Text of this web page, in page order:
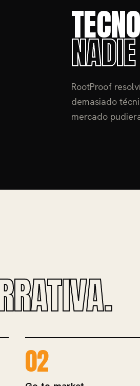
NADIE
RootProof
demasiado
mercado
02